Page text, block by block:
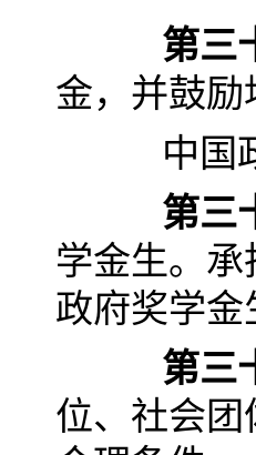
第三
金，并鼓
中国政
第三
学金生。
政府奖学金
第三
位、社会